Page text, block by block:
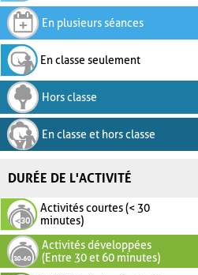
En plusieurs séances
En classe seulement
Hors classe
En classe et hors classe
DURÉE DE L'ACTIVITÉ
Activités courtes (< 30
minutes)
Activités développées
(Entre 30 et 60 minutes)